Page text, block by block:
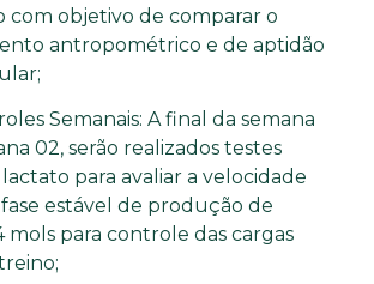
com objetivo de comparar o
antropométrico e de aptidão
Semanais: A final da semana
02, serão realizados testes
para avaliar a velocidade
estável de produção de
mols para controle das cargas